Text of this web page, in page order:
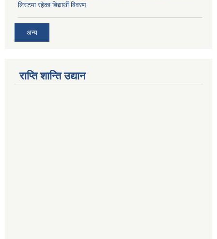
लिस्टमा रहेका बिद्यार्थी बिवरण
अन्य
राप्ति शान्ति उद्यान